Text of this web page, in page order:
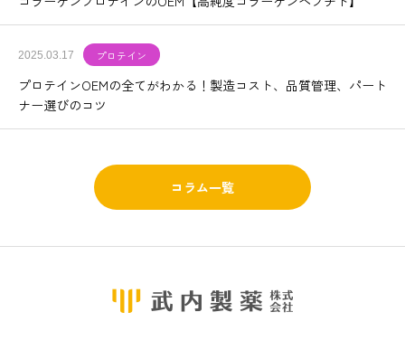
2025.03.17 プロテイン
プロテインOEMの全てがわかる！製造コスト、品質管理、パート
ナー選びのコツ
コラム一覧